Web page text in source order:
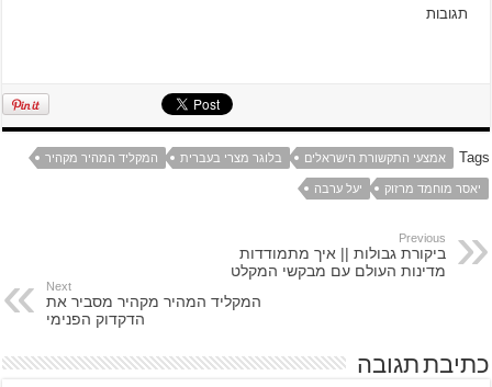
תגובות
Tags אמצעי התקשורת הישראלים בלוגר מצרי בעברית המקליד המהיר מקהיר
יאסר מוחמד מרזוק יעל ערבה
Previous
ביקורת גבולות || איך מתמודדות
מדינות העולם עם מבקשי המקלט
Next
המקליד המהיר מקהיר מסביר את
הדקדוק הפנימי
כתיבת תגובה